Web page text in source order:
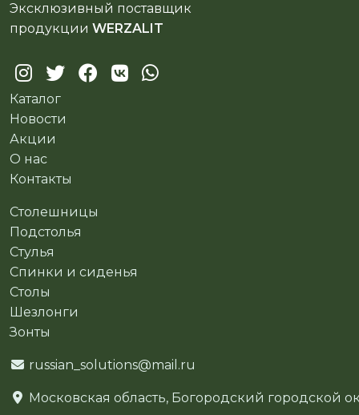
Эксклюзивный поставщик
продукции WERZALIT
Каталог
Новости
Акции
О нас
Контакты
Столешницы
Подстолья
Стулья
Спинки и сиденья
Столы
Шезлонги
Зонты
russian_solutions@mail.ru
Московская область, Богородский городской